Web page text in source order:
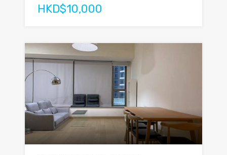
HKD$10,000